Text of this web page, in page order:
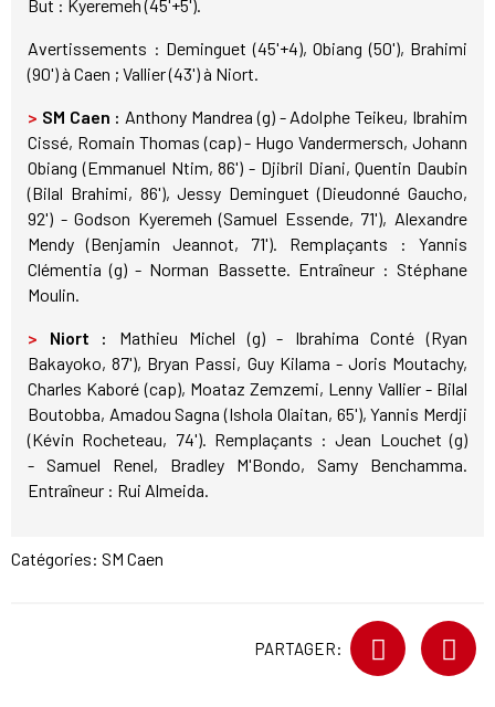
But : Kyeremeh (45'+5').
Avertissements : Deminguet (45'+4), Obiang (50'), Brahimi
(90') à Caen ; Vallier (43') à Niort.
> SM Caen : Anthony Mandrea (g) - Adolphe Teikeu, Ibrahim
Cissé, Romain Thomas (cap) - Hugo Vandermersch, Johann
Obiang (Emmanuel Ntim, 86') - Djibril Diani, Quentin Daubin
(Bilal Brahimi, 86'), Jessy Deminguet (Dieudonné Gaucho,
92') - Godson Kyeremeh (Samuel Essende, 71'), Alexandre
Mendy (Benjamin Jeannot, 71'). Remplaçants : Yannis
Clémentia (g) - Norman Bassette. Entraîneur : Stéphane
Moulin.
> Niort :
Mathieu Michel (g) - Ibrahima Conté (Ryan
Bakayoko, 87'), Bryan Passi, Guy Kilama - Joris Moutachy,
Charles Kaboré (cap), Moataz Zemzemi, Lenny Vallier - Bilal
Boutobba, Amadou Sagna (Ishola Olaitan, 65'), Yannis Merdji
(Kévin Rocheteau, 74'). Remplaçants : Jean Louchet (g)
- Samuel Renel, Bradley M'Bondo, Samy Benchamma.
Entraîneur : Rui Almeida.
Catégories: SM Caen
PARTAGER: